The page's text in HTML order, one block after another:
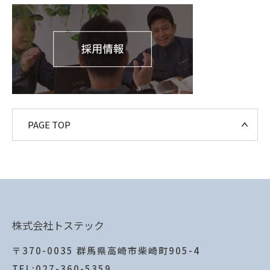
PAGE TOP
株式会社トステック
〒370-0035 群馬県高崎市柴崎町905-4